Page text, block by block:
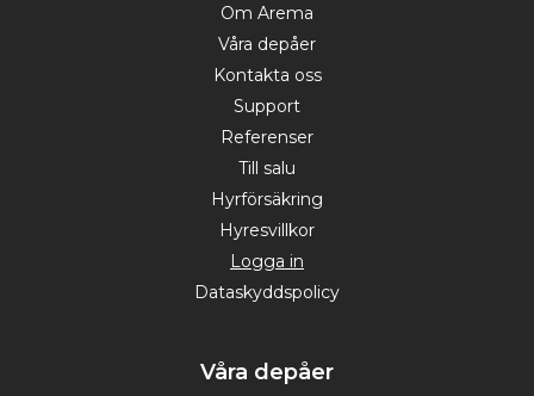
Om Arema
Våra depåer
Kontakta oss
Support
Referenser
Till salu
Hyrförsäkring
Hyresvillkor
Logga in
Dataskyddspolicy
Våra depåer